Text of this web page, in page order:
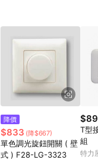
降價
$833 (降$667)
單色調光旋鈕開關 ( 壁
式 ) F28-LG-3323
$89
T型
組
特力